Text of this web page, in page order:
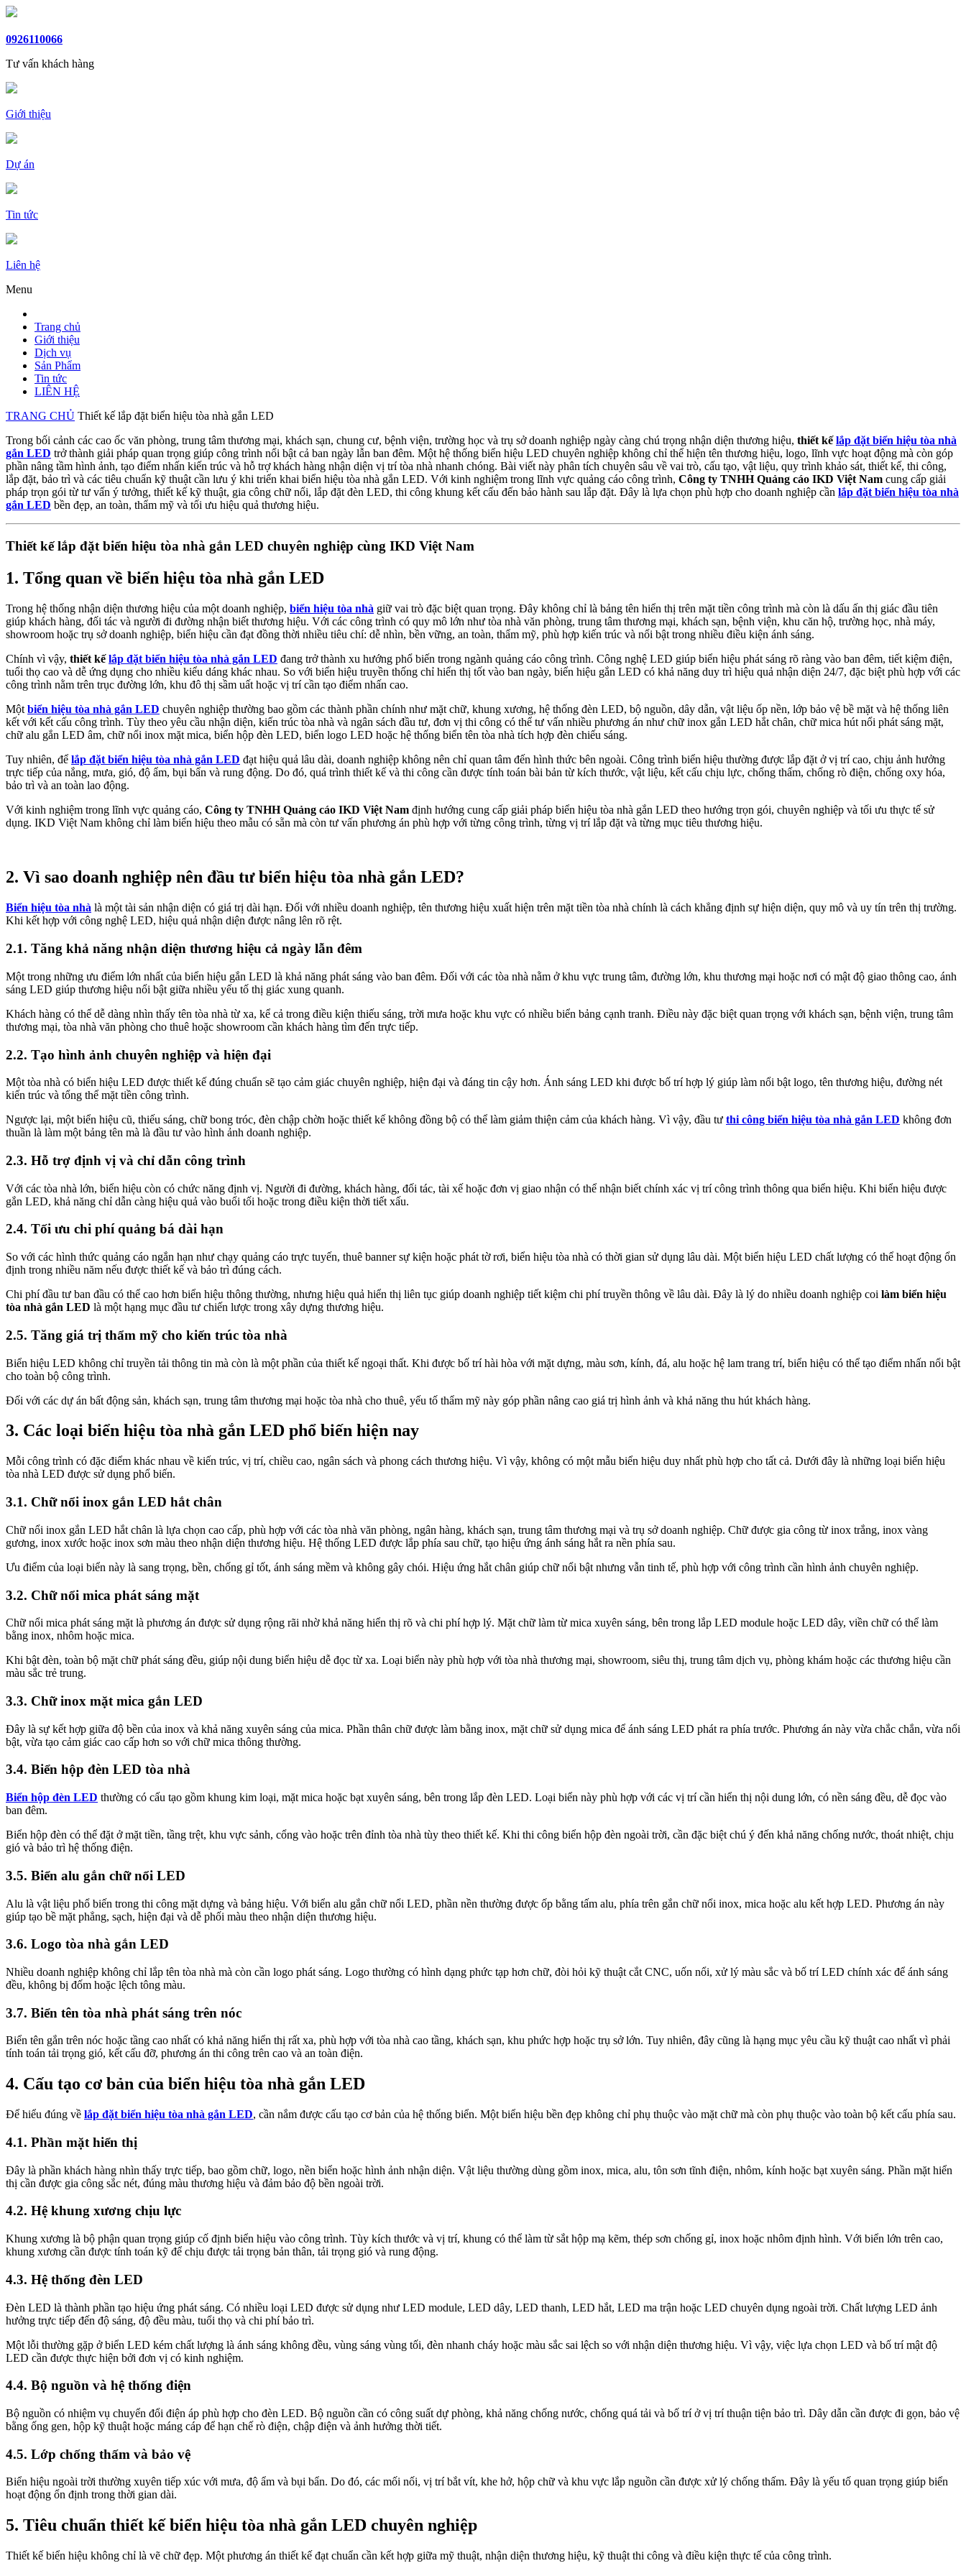
0926110066
Tư vấn khách hàng
Giới thiệu
Dự án
Tin tức
Liên hệ
Menu
Trang chủ
Giới thiệu
Dịch vụ
Sản Phẩm
Tin tức
LIÊN HỆ
TRANG CHỦ Thiết kế lắp đặt biển hiệu tòa nhà gắn LED
Trong bối cảnh các cao ốc văn phòng, trung tâm thương mại, khách sạn, chung cư, bệnh viện, trường học và trụ sở doanh nghiệp ngày càng chú trọng nhận diện thương hiệu, thiết kếlắp đặt biển hiệu tòa nhà
gắn LED trở thành giải pháp quan trọng giúp công trình nổi bật cả ban ngày lẫn ban đêm. Một hệ thống biển hiệu LED chuyên nghiệp không chỉ thể hiện tên thương hiệu, logo, lĩnh vực hoạt động mà còn góp
phần nâng tầm hình ảnh, tạo điểm nhấn kiến trúc và hỗ trợ khách hàng nhận diện vị trí tòa nhà nhanh chóng. Bài viết này phân tích chuyên sâu về vai trò, cấu tạo, vật liệu, quy trình khảo sát, thiết kế, thi công,
lắp đặt, bảo trì và các tiêu chuẩn kỹ thuật cần lưu ý khi triển khai biển hiệu tòa nhà gắn LED. Với kinh nghiệm trong lĩnh vực quảng cáo công trình, Công ty TNHH Quảng cáo IKD Việt Nam cung cấp giải
pháp trọn gói từ tư vấn ý tưởng, thiết kế kỹ thuật, gia công chữ nổi, lắp đặt đèn LED, thi công khung kết cấu đến bảo hành sau lắp đặt. Đây là lựa chọn phù hợp cho doanh nghiệp cần lắp đặt biển hiệu tòa nhà
gắn LED bền đẹp, an toàn, thẩm mỹ và tối ưu hiệu quả thương hiệu.
Thiết kế lắp đặt biển hiệu tòa nhà gắn LED chuyên nghiệp cùng IKD Việt Nam
1. Tổng quan về biển hiệu tòa nhà gắn LED
Trong hệ thống nhận diện thương hiệu của một doanh nghiệp, biển hiệu tòa nhà giữ vai trò đặc biệt quan trọng. Đây không chỉ là bảng tên hiển thị trên mặt tiền công trình mà còn là dấu ấn thị giác đầu tiên
giúp khách hàng, đối tác và người đi đường nhận biết thương hiệu. Với các công trình có quy mô lớn như tòa nhà văn phòng, trung tâm thương mại, khách sạn, bệnh viện, khu căn hộ, trường học, nhà máy,
showroom hoặc trụ sở doanh nghiệp, biển hiệu cần đạt đồng thời nhiều tiêu chí: dễ nhìn, bền vững, an toàn, thẩm mỹ, phù hợp kiến trúc và nổi bật trong nhiều điều kiện ánh sáng.
Chính vì vậy, thiết kếlắp đặt biển hiệu tòa nhà gắn LED đang trở thành xu hướng phổ biến trong ngành quảng cáo công trình. Công nghệ LED giúp biển hiệu phát sáng rõ ràng vào ban đêm, tiết kiệm điện,
tuổi thọ cao và dễ ứng dụng cho nhiều kiểu dáng khác nhau. So với biển hiệu truyền thống chỉ hiển thị tốt vào ban ngày, biển hiệu gắn LED có khả năng duy trì hiệu quả nhận diện 24/7, đặc biệt phù hợp với các
công trình nằm trên trục đường lớn, khu đô thị sầm uất hoặc vị trí cần tạo điểm nhấn cao.
Một biển hiệu tòa nhà gắn LED chuyên nghiệp thường bao gồm các thành phần chính như mặt chữ, khung xương, hệ thống đèn LED, bộ nguồn, dây dẫn, vật liệu ốp nền, lớp bảo vệ bề mặt và hệ thống liên
kết với kết cấu công trình. Tùy theo yêu cầu nhận diện, kiến trúc tòa nhà và ngân sách đầu tư, đơn vị thi công có thể tư vấn nhiều phương án như chữ inox gắn LED hắt chân, chữ mica hút nổi phát sáng mặt,
chữ alu gắn LED âm, chữ nổi inox mặt mica, biển hộp đèn LED, biển logo LED hoặc hệ thống biển tên tòa nhà tích hợp đèn chiếu sáng.
Tuy nhiên, để lắp đặt biển hiệu tòa nhà gắn LED đạt hiệu quả lâu dài, doanh nghiệp không nên chỉ quan tâm đến hình thức bên ngoài. Công trình biển hiệu thường được lắp đặt ở vị trí cao, chịu ảnh hưởng
trực tiếp của nắng, mưa, gió, độ ẩm, bụi bẩn và rung động. Do đó, quá trình thiết kế và thi công cần được tính toán bài bản từ kích thước, vật liệu, kết cấu chịu lực, chống thấm, chống rò điện, chống oxy hóa,
bảo trì và an toàn lao động.
Với kinh nghiệm trong lĩnh vực quảng cáo, Công ty TNHH Quảng cáo IKD Việt Nam định hướng cung cấp giải pháp biển hiệu tòa nhà gắn LED theo hướng trọn gói, chuyên nghiệp và tối ưu thực tế sử
dụng. IKD Việt Nam không chỉ làm biển hiệu theo mẫu có sẵn mà còn tư vấn phương án phù hợp với từng công trình, từng vị trí lắp đặt và từng mục tiêu thương hiệu.
2. Vì sao doanh nghiệp nên đầu tư biển hiệu tòa nhà gắn LED?
Biển hiệu tòa nhà là một tài sản nhận diện có giá trị dài hạn. Đối với nhiều doanh nghiệp, tên thương hiệu xuất hiện trên mặt tiền tòa nhà chính là cách khẳng định sự hiện diện, quy mô và uy tín trên thị trường.
Khi kết hợp với công nghệ LED, hiệu quả nhận diện được nâng lên rõ rệt.
2.1. Tăng khả năng nhận diện thương hiệu cả ngày lẫn đêm
Một trong những ưu điểm lớn nhất của biển hiệu gắn LED là khả năng phát sáng vào ban đêm. Đối với các tòa nhà nằm ở khu vực trung tâm, đường lớn, khu thương mại hoặc nơi có mật độ giao thông cao, ánh
sáng LED giúp thương hiệu nổi bật giữa nhiều yếu tố thị giác xung quanh.
Khách hàng có thể dễ dàng nhìn thấy tên tòa nhà từ xa, kể cả trong điều kiện thiếu sáng, trời mưa hoặc khu vực có nhiều biển bảng cạnh tranh. Điều này đặc biệt quan trọng với khách sạn, bệnh viện, trung tâm
thương mại, tòa nhà văn phòng cho thuê hoặc showroom cần khách hàng tìm đến trực tiếp.
2.2. Tạo hình ảnh chuyên nghiệp và hiện đại
Một tòa nhà có biển hiệu LED được thiết kế đúng chuẩn sẽ tạo cảm giác chuyên nghiệp, hiện đại và đáng tin cậy hơn. Ánh sáng LED khi được bố trí hợp lý giúp làm nổi bật logo, tên thương hiệu, đường nét
kiến trúc và tổng thể mặt tiền công trình.
Ngược lại, một biển hiệu cũ, thiếu sáng, chữ bong tróc, đèn chập chờn hoặc thiết kế không đồng bộ có thể làm giảm thiện cảm của khách hàng. Vì vậy, đầu tư thi công biển hiệu tòa nhà gắn LED không đơn
thuần là làm một bảng tên mà là đầu tư vào hình ảnh doanh nghiệp.
2.3. Hỗ trợ định vị và chỉ dẫn công trình
Với các tòa nhà lớn, biển hiệu còn có chức năng định vị. Người đi đường, khách hàng, đối tác, tài xế hoặc đơn vị giao nhận có thể nhận biết chính xác vị trí công trình thông qua biển hiệu. Khi biển hiệu được
gắn LED, khả năng chỉ dẫn càng hiệu quả vào buổi tối hoặc trong điều kiện thời tiết xấu.
2.4. Tối ưu chi phí quảng bá dài hạn
So với các hình thức quảng cáo ngắn hạn như chạy quảng cáo trực tuyến, thuê banner sự kiện hoặc phát tờ rơi, biển hiệu tòa nhà có thời gian sử dụng lâu dài. Một biển hiệu LED chất lượng có thể hoạt động ổn
định trong nhiều năm nếu được thiết kế và bảo trì đúng cách.
Chi phí đầu tư ban đầu có thể cao hơn biển hiệu thông thường, nhưng hiệu quả hiển thị liên tục giúp doanh nghiệp tiết kiệm chi phí truyền thông về lâu dài. Đây là lý do nhiều doanh nghiệp coi làm biển hiệu
tòa nhà gắn LED là một hạng mục đầu tư chiến lược trong xây dựng thương hiệu.
2.5. Tăng giá trị thẩm mỹ cho kiến trúc tòa nhà
Biển hiệu LED không chỉ truyền tải thông tin mà còn là một phần của thiết kế ngoại thất. Khi được bố trí hài hòa với mặt dựng, màu sơn, kính, đá, alu hoặc hệ lam trang trí, biển hiệu có thể tạo điểm nhấn nổi bật
cho toàn bộ công trình.
Đối với các dự án bất động sản, khách sạn, trung tâm thương mại hoặc tòa nhà cho thuê, yếu tố thẩm mỹ này góp phần nâng cao giá trị hình ảnh và khả năng thu hút khách hàng.
3. Các loại biển hiệu tòa nhà gắn LED phổ biến hiện nay
Mỗi công trình có đặc điểm khác nhau về kiến trúc, vị trí, chiều cao, ngân sách và phong cách thương hiệu. Vì vậy, không có một mẫu biển hiệu duy nhất phù hợp cho tất cả. Dưới đây là những loại biển hiệu
tòa nhà LED được sử dụng phổ biến.
3.1. Chữ nổi inox gắn LED hắt chân
Chữ nổi inox gắn LED hắt chân là lựa chọn cao cấp, phù hợp với các tòa nhà văn phòng, ngân hàng, khách sạn, trung tâm thương mại và trụ sở doanh nghiệp. Chữ được gia công từ inox trắng, inox vàng
gương, inox xước hoặc inox sơn màu theo nhận diện thương hiệu. Hệ thống LED được lắp phía sau chữ, tạo hiệu ứng ánh sáng hắt ra nền phía sau.
Ưu điểm của loại biển này là sang trọng, bền, chống gỉ tốt, ánh sáng mềm và không gây chói. Hiệu ứng hắt chân giúp chữ nổi bật nhưng vẫn tinh tế, phù hợp với công trình cần hình ảnh chuyên nghiệp.
3.2. Chữ nổi mica phát sáng mặt
Chữ nổi mica phát sáng mặt là phương án được sử dụng rộng rãi nhờ khả năng hiển thị rõ và chi phí hợp lý. Mặt chữ làm từ mica xuyên sáng, bên trong lắp LED module hoặc LED dây, viền chữ có thể làm
bằng inox, nhôm hoặc mica.
Khi bật đèn, toàn bộ mặt chữ phát sáng đều, giúp nội dung biển hiệu dễ đọc từ xa. Loại biển này phù hợp với tòa nhà thương mại, showroom, siêu thị, trung tâm dịch vụ, phòng khám hoặc các thương hiệu cần
màu sắc trẻ trung.
3.3. Chữ inox mặt mica gắn LED
Đây là sự kết hợp giữa độ bền của inox và khả năng xuyên sáng của mica. Phần thân chữ được làm bằng inox, mặt chữ sử dụng mica để ánh sáng LED phát ra phía trước. Phương án này vừa chắc chắn, vừa nổi
bật, vừa tạo cảm giác cao cấp hơn so với chữ mica thông thường.
3.4. Biển hộp đèn LED tòa nhà
Biển hộp đèn LED thường có cấu tạo gồm khung kim loại, mặt mica hoặc bạt xuyên sáng, bên trong lắp đèn LED. Loại biển này phù hợp với các vị trí cần hiển thị nội dung lớn, có nền sáng đều, dễ đọc vào
ban đêm.
Biển hộp đèn có thể đặt ở mặt tiền, tầng trệt, khu vực sảnh, cổng vào hoặc trên đỉnh tòa nhà tùy theo thiết kế. Khi thi công biển hộp đèn ngoài trời, cần đặc biệt chú ý đến khả năng chống nước, thoát nhiệt, chịu
gió và bảo trì hệ thống điện.
3.5. Biển alu gắn chữ nổi LED
Alu là vật liệu phổ biến trong thi công mặt dựng và bảng hiệu. Với biển alu gắn chữ nổi LED, phần nền thường được ốp bằng tấm alu, phía trên gắn chữ nổi inox, mica hoặc alu kết hợp LED. Phương án này
giúp tạo bề mặt phẳng, sạch, hiện đại và dễ phối màu theo nhận diện thương hiệu.
3.6. Logo tòa nhà gắn LED
Nhiều doanh nghiệp không chỉ lắp tên tòa nhà mà còn cần logo phát sáng. Logo thường có hình dạng phức tạp hơn chữ, đòi hỏi kỹ thuật cắt CNC, uốn nổi, xử lý màu sắc và bố trí LED chính xác để ánh sáng
đều, không bị đốm hoặc lệch tông màu.
3.7. Biển tên tòa nhà phát sáng trên nóc
Biển tên gắn trên nóc hoặc tầng cao nhất có khả năng hiển thị rất xa, phù hợp với tòa nhà cao tầng, khách sạn, khu phức hợp hoặc trụ sở lớn. Tuy nhiên, đây cũng là hạng mục yêu cầu kỹ thuật cao nhất vì phải
tính toán tải trọng gió, kết cấu đỡ, phương án thi công trên cao và an toàn điện.
4. Cấu tạo cơ bản của biển hiệu tòa nhà gắn LED
Để hiểu đúng về lắp đặt biển hiệu tòa nhà gắn LED, cần nắm được cấu tạo cơ bản của hệ thống biển. Một biển hiệu bền đẹp không chỉ phụ thuộc vào mặt chữ mà còn phụ thuộc vào toàn bộ kết cấu phía sau.
4.1. Phần mặt hiển thị
Đây là phần khách hàng nhìn thấy trực tiếp, bao gồm chữ, logo, nền biển hoặc hình ảnh nhận diện. Vật liệu thường dùng gồm inox, mica, alu, tôn sơn tĩnh điện, nhôm, kính hoặc bạt xuyên sáng. Phần mặt hiển
thị cần được gia công sắc nét, đúng màu thương hiệu và đảm bảo độ bền ngoài trời.
4.2. Hệ khung xương chịu lực
Khung xương là bộ phận quan trọng giúp cố định biển hiệu vào công trình. Tùy kích thước và vị trí, khung có thể làm từ sắt hộp mạ kẽm, thép sơn chống gỉ, inox hoặc nhôm định hình. Với biển lớn trên cao,
khung xương cần được tính toán kỹ để chịu được tải trọng bản thân, tải trọng gió và rung động.
4.3. Hệ thống đèn LED
Đèn LED là thành phần tạo hiệu ứng phát sáng. Có nhiều loại LED được sử dụng như LED module, LED dây, LED thanh, LED hắt, LED ma trận hoặc LED chuyên dụng ngoài trời. Chất lượng LED ảnh
hưởng trực tiếp đến độ sáng, độ đều màu, tuổi thọ và chi phí bảo trì.
Một lỗi thường gặp ở biển LED kém chất lượng là ánh sáng không đều, vùng sáng vùng tối, đèn nhanh cháy hoặc màu sắc sai lệch so với nhận diện thương hiệu. Vì vậy, việc lựa chọn LED và bố trí mật độ
LED cần được thực hiện bởi đơn vị có kinh nghiệm.
4.4. Bộ nguồn và hệ thống điện
Bộ nguồn có nhiệm vụ chuyển đổi điện áp phù hợp cho đèn LED. Bộ nguồn cần có công suất dự phòng, khả năng chống nước, chống quá tải và bố trí ở vị trí thuận tiện bảo trì. Dây dẫn cần được đi gọn, bảo vệ
bằng ống gen, hộp kỹ thuật hoặc máng cáp để hạn chế rò điện, chập điện và ảnh hưởng thời tiết.
4.5. Lớp chống thấm và bảo vệ
Biển hiệu ngoài trời thường xuyên tiếp xúc với mưa, độ ẩm và bụi bẩn. Do đó, các mối nối, vị trí bắt vít, khe hở, hộp chữ và khu vực lắp nguồn cần được xử lý chống thấm. Đây là yếu tố quan trọng giúp biển
hoạt động ổn định trong thời gian dài.
5. Tiêu chuẩn thiết kế biển hiệu tòa nhà gắn LED chuyên nghiệp
Thiết kế biển hiệu không chỉ là vẽ chữ đẹp. Một phương án thiết kế đạt chuẩn cần kết hợp giữa mỹ thuật, nhận diện thương hiệu, kỹ thuật thi công và điều kiện thực tế của công trình.